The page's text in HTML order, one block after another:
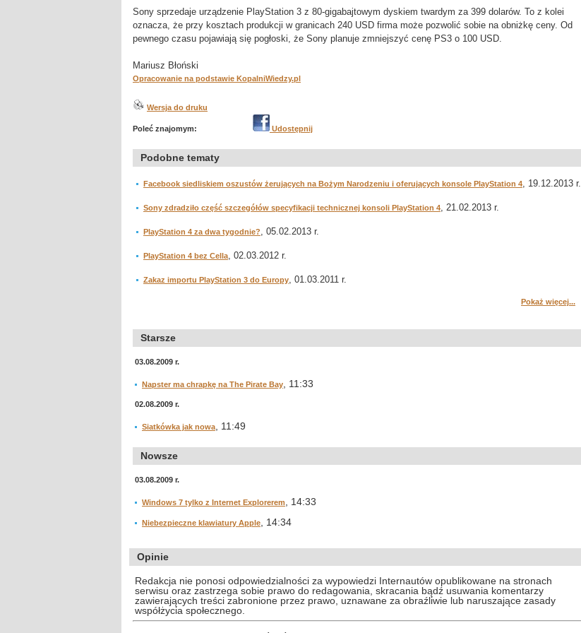
Sony sprzedaje urządzenie PlayStation 3 z 80-gigabajtowym dyskiem twardym za 399 dolarów. To z kolei
oznacza, że przy kosztach produkcji w granicach 240 USD firma może pozwolić sobie na obniżkę ceny. Od
pewnego czasu pojawiają się pogłoski, że Sony planuje zmniejszyć cenę PS3 o 100 USD.
Mariusz Błoński
Opracowanie na podstawie KopalniWiedzy.pl
Wersja do druku
Poleć znajomym: Udostępnij
Podobne tematy
Facebook siedliskiem oszustów żerujących na Bożym Narodzeniu i oferujących konsole PlayStation 4, 19.12.2013 r.
Sony zdradziło część szczegółów specyfikacji technicznej konsoli PlayStation 4, 21.02.2013 r.
PlayStation 4 za dwa tygodnie?, 05.02.2013 r.
PlayStation 4 bez Cella, 02.03.2012 r.
Zakaz importu PlayStation 3 do Europy, 01.03.2011 r.
Pokaż więcej...
Starsze
03.08.2009 r.
Napster ma chrapkę na The Pirate Bay , 11:33
02.08.2009 r.
Siatkówka jak nowa , 11:49
Nowsze
03.08.2009 r.
Windows 7 tylko z Internet Explorerem , 14:33
Niebezpieczne klawiatury Apple , 14:34
Opinie
Redakcja nie ponosi odpowiedzialności za wypowiedzi Internautów opublikowane na stronach
serwisu oraz zastrzega sobie prawo do redagowania, skracania bądź usuwania komentarzy
zawierających treści zabronione przez prawo, uznawane za obraźliwie lub naruszające zasady
współżycia społecznego.